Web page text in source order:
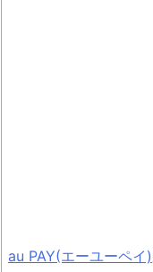
au PAY(エーユーペイ)